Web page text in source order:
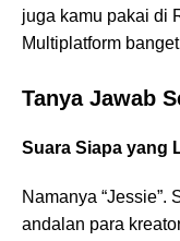
juga kamu pakai di
Multiplatform
Tanya Jawab
Suara Siapa yang
Namanya “Jessie”.
andalan para